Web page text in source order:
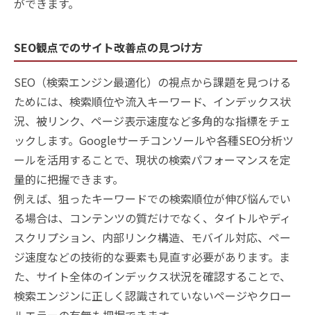
ができます。
SEO観点でのサイト改善点の見つけ方
SEO（検索エンジン最適化）の視点から課題を見つける
ためには、検索順位や流入キーワード、インデックス状
況、被リンク、ページ表示速度など多角的な指標をチェ
ックします。Googleサーチコンソールや各種SEO分析ツ
ールを活用することで、現状の検索パフォーマンスを定
量的に把握できます。
例えば、狙ったキーワードでの検索順位が伸び悩んでい
る場合は、コンテンツの質だけでなく、タイトルやディ
スクリプション、内部リンク構造、モバイル対応、ペー
ジ速度などの技術的な要素も見直す必要があります。ま
た、サイト全体のインデックス状況を確認することで、
検索エンジンに正しく認識されていないページやクロー